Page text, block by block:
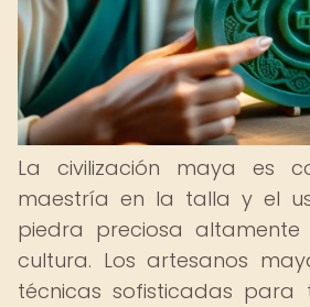
La civilización maya es
maestría en la talla y el
piedra preciosa
cultura. Los artesanos
técnicas sofisticadas para